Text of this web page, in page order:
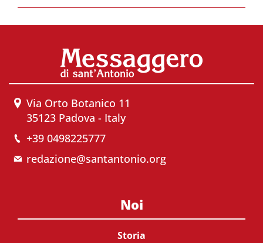
Via Orto Botanico 11
35123 Padova - Italy
+39 0498225777
redazione@santantonio.org
Noi
Storia